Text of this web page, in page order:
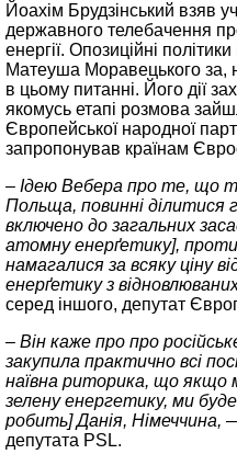
Йоахім Брудзінський взяв
державного телебачення
енергії. Опозиційні
Матеуша Моравецького за,
в цьому питанні. Його дії
якомусь етапі розмова
Європейської народної
запропонував країнам
– Ідею Вебера про те, що
Польща, повинні ділитися
включено до загальних
атомну енерґетику], проти
намагалися за всяку ціну
енерґетику з
серед іншого, депутат
– Він каже про про
закупила практично всі
наївна риторика, що якщо
зелену енергетику, ми
робить] Данія, Німеччина,
депутата PSL.